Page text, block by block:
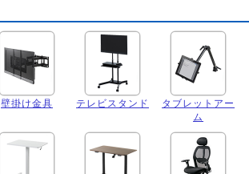
壁掛け金具 テレビスタンド
タブレットアー
ム